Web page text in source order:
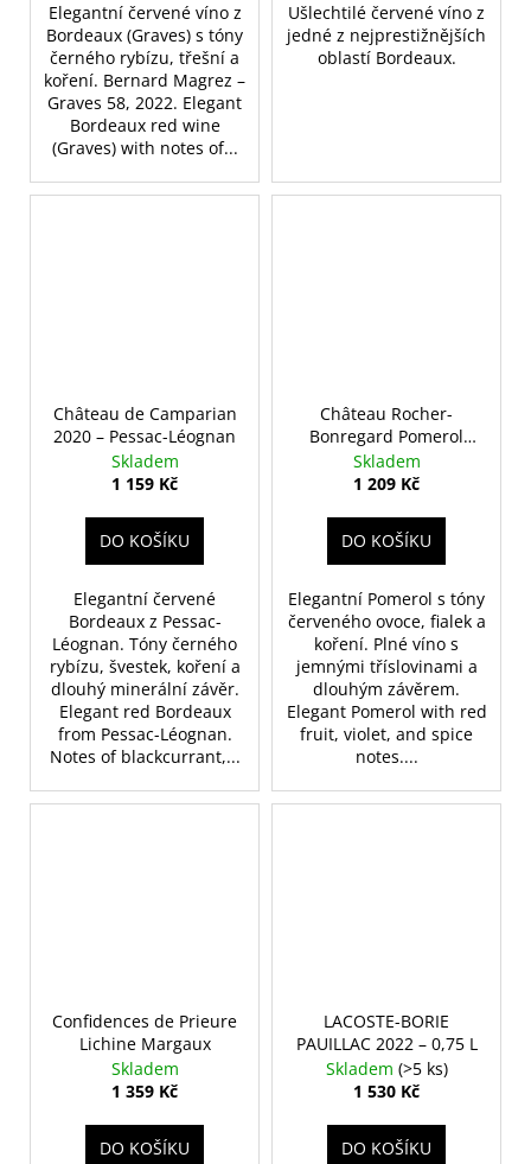
Elegantní červené víno z
Bordeaux (Graves) s tóny
černého rybízu, třešní a
koření. Bernard Magrez –
Graves 58, 2022. Elegant
Bordeaux red wine
(Graves) with notes of...
Ušlechtilé červené víno z
jedné z nejprestižnějších
oblastí Bordeaux.
Château de Camparian
2020 – Pessac-Léognan
Skladem
1 159 Kč
DO KOŠÍKU
Elegantní červené
Bordeaux z Pessac-
Léognan. Tóny černého
rybízu, švestek, koření a
dlouhý minerální závěr.
Elegant red Bordeaux
from Pessac-Léognan.
Notes of blackcurrant,...
Château Rocher-
Bonregard Pomerol
2021
Skladem
1 209 Kč
DO KOŠÍKU
Elegantní Pomerol s tóny
červeného ovoce, fialek a
koření. Plné víno s
jemnými tříslovinami a
dlouhým závěrem.
Elegant Pomerol with red
fruit, violet, and spice
notes....
Confidences de Prieure
Lichine Margaux
Skladem
1 359 Kč
DO KOŠÍKU
LACOSTE-BORIE
PAUILLAC 2022 – 0,75 L
Skladem (>5 ks)
1 530 Kč
DO KOŠÍKU